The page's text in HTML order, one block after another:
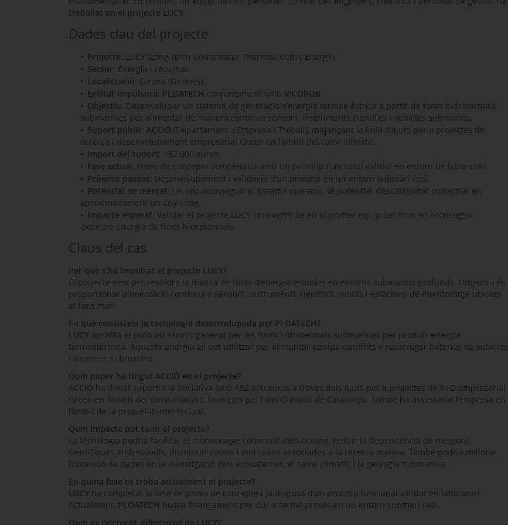
treballat en el projecte LUCY
Dades clau del projecte
Projecte: LUCY (Long-term Underwater ThermoeleCtric EnergY).
Sector: Energia i recursos.
Localització: Girona (Gironès).
Entitat impulsora: PLOATECH conjuntament amb ViCOROB.
Objectiu: Desenvolupar un sistema de generació d’energia termoelèctrica a partir de fonts hidrotermals
submarines per alimentar de manera contínua sensors, instruments científics i vehicles submarins.
Suport públic: ACCIÓ (Departament d’Empresa i Treball), mitjançant la línia d'ajuts per a projectes de
recerca i desenvolupament empresarial Green en l’àmbit del canvi climàtic.
Import del suport: 182.000 euros.
Fase actual: Prova de concepte completada amb un prototip funcional validat en entorn de laboratori.
Pròxims passos: Desenvolupament i validació d’un prototip en un entorn submarí real.
Potencial de mercat: Un cop aconseguit el sistema operatiu, té potencial d’escalabilitat comercial en
aproximadament un any i mig.
Impacte esperat: Validar el projecte LUCY i convertir-se en el primer equip del món en aconseguir
extreure energia de fonts hidrotermals.
Claus del cas
Per què s’ha impulsat el projecte LUCY?
El projecte neix per resoldre la manca de fonts d’energia estables en entorns submarins profunds. L’objectiu és
proporcionar alimentació contínua a sensors, instruments científics, robots i estacions de monitoratge ubicats
al fons marí.
En què consisteix la tecnologia desenvolupada per PLOATECH?
LUCY aprofita el contrast tèrmic generat per les fonts hidrotermals submarines per produir energia
termoelèctrica. Aquesta energia es pot utilitzar per alimentar equips científics o recarregar bateries de vehicles
i sistemes submarins.
Quin paper ha tingut ACCIÓ en el projecte?
ACCIÓ ha donat suport a la iniciativa amb 182.000 euros a través dels ajuts per a projectes de R+D empresarial
Green en l’àmbit del canvi climàtic, finançats pel Fons Climàtic de Catalunya. També ha assessorat l’empresa en
l’àmbit de la propietat intel·lectual.
Quin impacte pot tenir el projecte?
La tecnologia podria facilitar el monitoratge continuat dels oceans, reduir la dependència de missions
científiques amb vaixells, disminuir costos i emissions associades a la recerca marina. També podria millorar
l’obtenció de dades en la investigació dels ecosistemes, el canvi climàtic i la geologia submarina.
En quina fase es troba actualment el projecte?
LUCY ha completat la fase de prova de concepte i ja disposa d’un prototip funcional validat en laboratori.
Actualment, PLOATECH busca finançament per dur a terme proves en un entorn submarí real.
Quin és l’element diferencial de LUCY?